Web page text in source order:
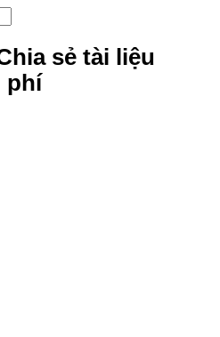
sẻ tài liệu
phí